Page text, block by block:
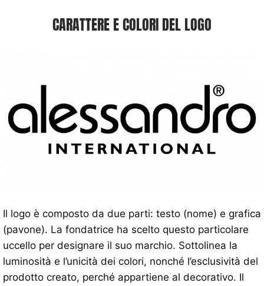
CARATTERE E COLORI DEL LOGO
Il logo è composto da due parti: testo (nome) e grafica
(pavone). La fondatrice ha scelto questo particolare
uccello per designare il suo marchio. Sottolinea la
luminosità e l’unicità dei colori, nonché l’esclusività del
prodotto creato, perché appartiene al decorativo. Il